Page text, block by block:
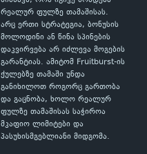
რეალურ ფულზე თამაშისას.
არც ერთი სტრატეგია, ბონუსის
მოლოდინი ან წინა სპინების
დაკვირვება არ იძლევა მოგების
გარანტიას. ამიტომ Fruitburst-ის
ქულებზე თამაში უნდა
განიხილოთ როგორც გართობა
და გაცნობა, ხოლო რეალურ
ფულზე თამაშისას საჭიროა
მკაფიო ლიმიტები და
პასუხისმგებლიანი მიდგომა.